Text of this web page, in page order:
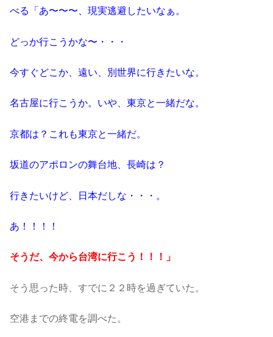
べる「あ〜〜〜、現実逃避したいなぁ。
どっか行こうかな〜・・・
今すぐどこか、遠い、別世界に行きたいな。
名古屋に行こうか。いや、東京と一緒だな。
京都は？これも東京と一緒だ。
坂道のアポロンの舞台地、長崎は？
行きたいけど、日本だしな・・・。
あ！！！！
そうだ、今から台湾に行こう！！！」
そう思った時、すでに２２時を過ぎていた。
空港までの終電を調べた。